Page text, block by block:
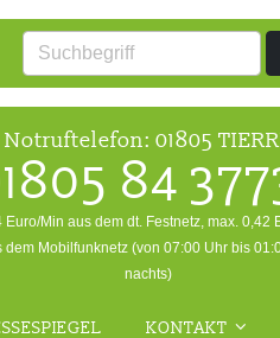
Notruftelefon: 01805
84
Euro/Min aus dem dt. Festnetz, max. 0,42
dem Mobilfunknetz (von 07:00 Uhr bis
nachts)
KONTAKT